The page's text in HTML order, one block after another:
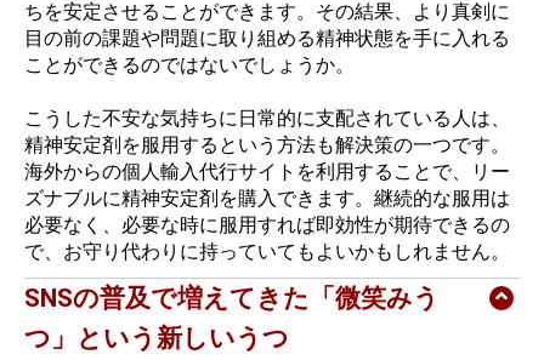
ちを安定させることができます。その結果、より真剣に
目の前の課題や問題に取り組める精神状態を手に入れる
ことができるのではないでしょうか。
こうした不安な気持ちに日常的に支配されている人は、
精神安定剤を服用するという方法も解決策の一つです。
海外からの個人輸入代行サイトを利用することで、リー
ズナブルに精神安定剤を購入できます。継続的な服用は
必要なく、必要な時に服用すれば即効性が期待できるの
で、お守り代わりに持っていてもよいかもしれません。
SNSの普及で増えてきた「微笑みう
つ」という新しいうつ